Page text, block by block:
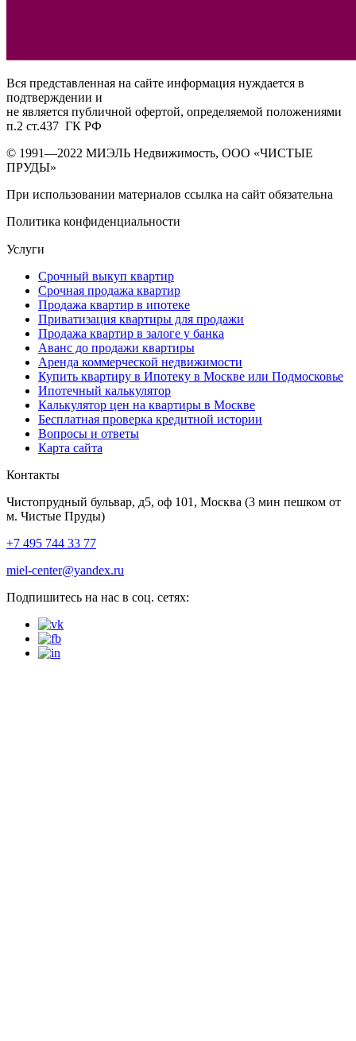
Вся представленная на сайте информация нуждается в
подтверждении и
не является публичной офертой, определяемой положениями
п.2 ст.437 ГК РФ
© 1991—2022 МИЭЛЬ Недвижимость, ООО «ЧИСТЫЕ
ПРУДЫ»
При использовании материалов ссылка на сайт обязательна
Политика конфиденциальности
Нужна новая квартира? Вам поможет
Услуги
Срочный выкуп квартир
Срочная продажа квартир
Продажа квартир в ипотеке
Приватизация квартиры для продажи
Продажа квартир в залоге у банка
Аванс до продажи квартиры
Аренда коммерческой недвижимости
Купить квартиру в Ипотеку в Москве или Подмосковье
Ипотечный калькулятор
Калькулятор цен на квартиры в Москве
Бесплатная проверка кредитной истории
Вопросы и ответы
Карта сайта
Контакты
Чистопрудный бульвар, д5, оф 101, Москва (3 мин пешком от
м. Чистые Пруды)
+7 495 744 33 77
miel-center@yandex.ru
Подпишитесь на нас в соц. сетях: